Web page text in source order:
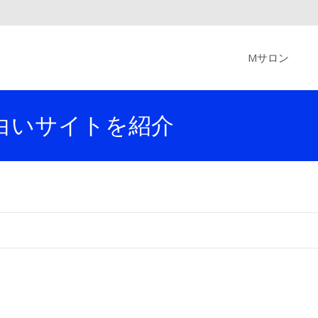
Mサロン
いサイトを紹介